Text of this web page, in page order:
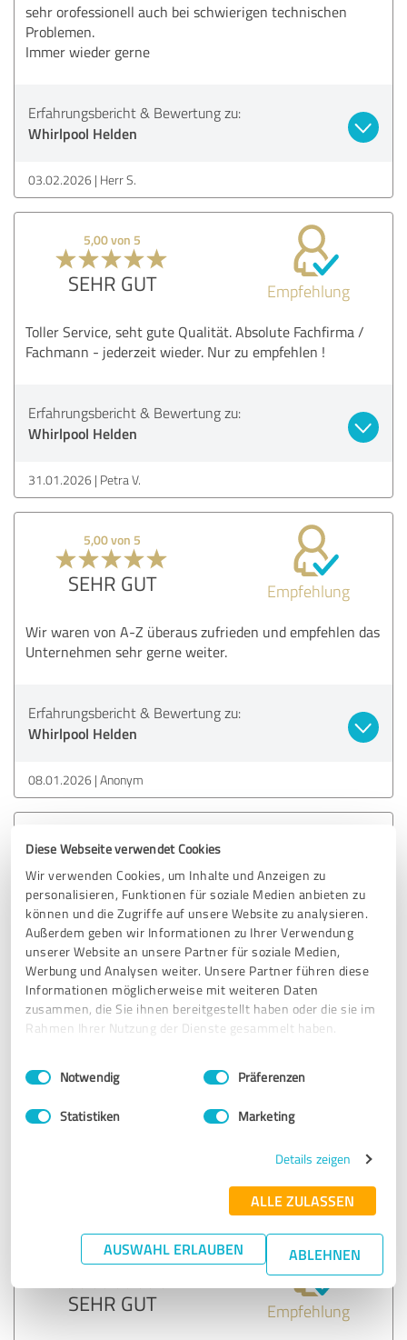
Diese Webseite verwendet Cookies
Wir verwenden Cookies, um Inhalte und Anzeigen zu
personalisieren, Funktionen für soziale Medien anbieten zu
können und die Zugriffe auf unsere Website zu analysieren.
Außerdem geben wir Informationen zu Ihrer Verwendung
unserer Website an unsere Partner für soziale Medien,
Werbung und Analysen weiter. Unsere Partner führen diese
Informationen möglicherweise mit weiteren Daten
zusammen, die Sie ihnen bereitgestellt haben oder die sie im
Rahmen Ihrer Nutzung der Dienste gesammelt haben.
Impressum Datenschutzbestimmungen
Einwilligungsauswahl
Notwendig Präferenzen
Statistiken Marketing
Details zeigen
ALLE ZULASSEN
AUSWAHL ERLAUBEN ABLEHNEN
sehr orofessionell auch bei schwierigen technischen
Problemen.
Immer wieder gerne
Erfahrungsbericht & Bewertung zu:
Whirlpool Helden
03.02.2026 Herr S.
5,00 von 5
SEHR GUT Empfehlung
Toller Service, seht gute Qualität. Absolute Fachfirma /
Fachmann - jederzeit wieder. Nur zu empfehlen !
Erfahrungsbericht & Bewertung zu:
Whirlpool Helden
31.01.2026 Petra V.
5,00 von 5
SEHR GUT Empfehlung
Wir waren von A-Z überaus zufrieden und empfehlen das
Unternehmen sehr gerne weiter.
Erfahrungsbericht & Bewertung zu:
Whirlpool Helden
08.01.2026 Anonym
SEHR GUT Empfehlung
Wir suchten für unseren Whirlpool, den wir nicht bei
Whirlpool Helden gekauft haben, technische
Unterstützung. Wir erhielten auf unsere Anfrage prompten
Support, unser Ansprechpartner war sehr freundlich und
kompetent. Wir tasteten uns über mehrere E-Mails mit
Bildversand u.a. an die Lösung heran, zu 100% weiter zu
Dank.
5,00 von 5
SEHR GUT Empfehlung